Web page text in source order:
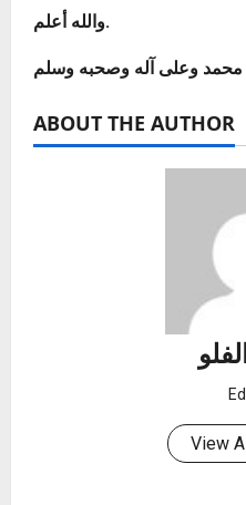
والله أعلم.
محمد وعلى آله وصحبه وسلم
ABOUT THE AUTHOR
View